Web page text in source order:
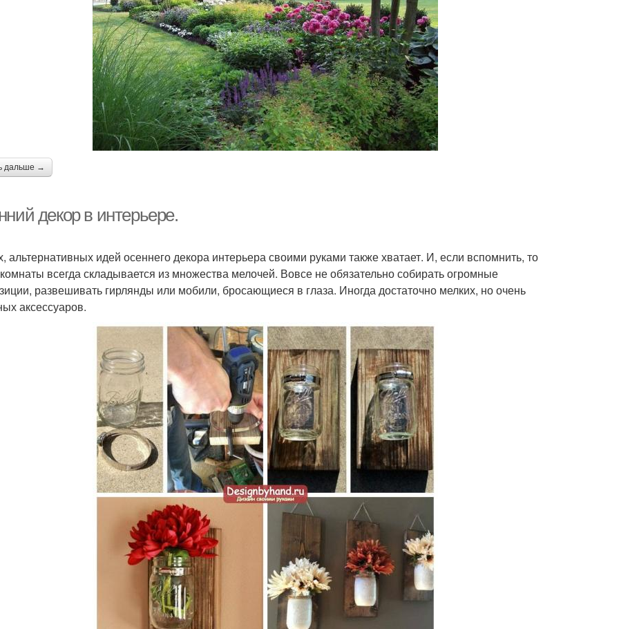
дальше →
декор в интерьере.
альтернативных идей осеннего декора интерьера своими руками также хватает. И, если вспомнить, то
всегда складывается из множества мелочей. Вовсе не обязательно собирать огромные
развешивать гирлянды или мобили, бросающиеся в глаза. Иногда достаточно мелких, но очень
аксессуаров.